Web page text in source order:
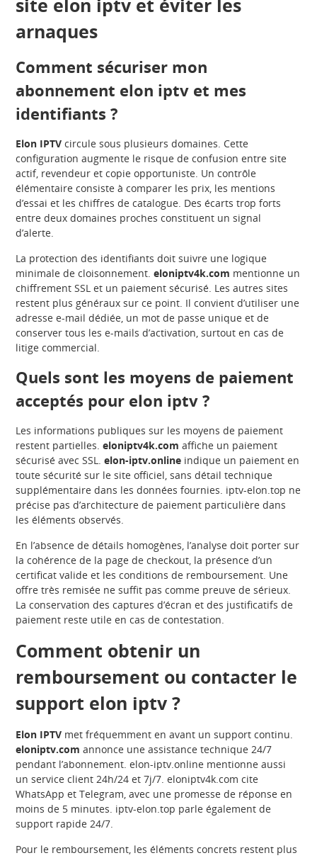
site elon iptv et éviter les
arnaques
Comment sécuriser mon
abonnement elon iptv et mes
identifiants ?
Elon IPTV circule sous plusieurs domaines. Cette
configuration augmente le risque de confusion entre site
actif, revendeur et copie opportuniste. Un contrôle
élémentaire consiste à comparer les prix, les mentions
d’essai et les chiffres de catalogue. Des écarts trop forts
entre deux domaines proches constituent un signal
d’alerte.
La protection des identifiants doit suivre une logique
minimale de cloisonnement.eloniptv4k.com mentionne un
chiffrement SSL et un paiement sécurisé. Les autres sites
restent plus généraux sur ce point. Il convient d’utiliser une
adresse e-mail dédiée, un mot de passe unique et de
conserver tous les e-mails d’activation, surtout en cas de
litige commercial.
Quels sont les moyens de paiement
acceptés pour elon iptv ?
Les informations publiques sur les moyens de paiement
restent partielles.eloniptv4k.com affiche un paiement
sécurisé avec SSL.elon-iptv.online indique un paiement en
toute sécurité sur le site officiel, sans détail technique
supplémentaire dans les données fournies. iptv-elon.top ne
précise pas d’architecture de paiement particulière dans
les éléments observés.
En l’absence de détails homogènes, l’analyse doit porter sur
la cohérence de la page de checkout, la présence d’un
certificat valide et les conditions de remboursement. Une
offre très remisée ne suffit pas comme preuve de sérieux.
La conservation des captures d’écran et des justificatifs de
paiement reste utile en cas de contestation.
Comment obtenir un
remboursement ou contacter le
support elon iptv ?
Elon IPTV met fréquemment en avant un support continu.
eloniptv.com annonce une assistance technique 24/7
pendant l’abonnement. elon-iptv.online mentionne aussi
un service client 24h/24 et 7j/7. eloniptv4k.com cite
WhatsApp et Telegram, avec une promesse de réponse en
moins de 5 minutes. iptv-elon.top parle également de
support rapide 24/7.
Pour le remboursement, les éléments concrets restent plus